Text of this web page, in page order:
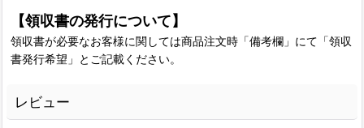
【領収書の発行について】
領収書が必要なお客様に関しては商品注文時「備考欄」にて「領収
書発行希望」とご記載ください。
レビュー